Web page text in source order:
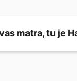
matra, tu je